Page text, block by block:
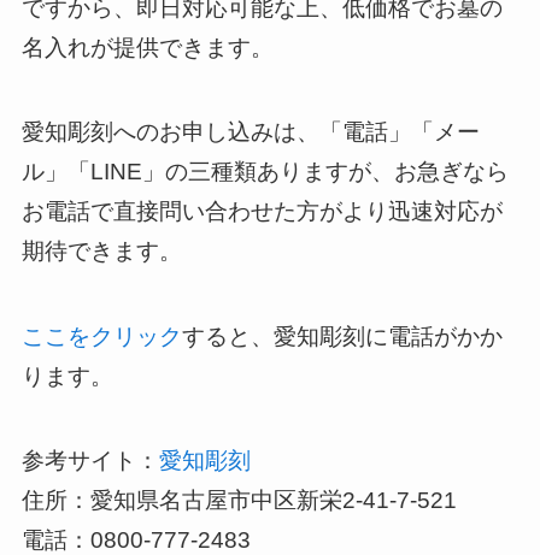
ですから、即日対応可能な上、低価格でお墓の
名入れが提供できます。
愛知彫刻へのお申し込みは、「電話」「メー
ル」「LINE」の三種類ありますが、お急ぎなら
お電話で直接問い合わせた方がより迅速対応が
期待できます。
ここをクリックすると、愛知彫刻に電話がかか
ります。
参考サイト： 愛知彫刻
住所：愛知県名古屋市中区新栄2-41-7-521
電話：0800-777-2483